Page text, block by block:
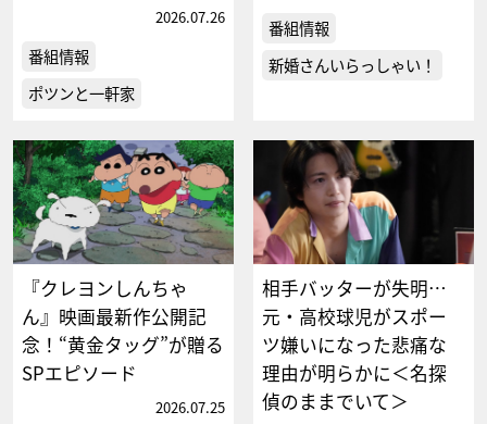
2026.07.26
番組情報
ポツンと一軒家
番組情報
新婚さんいらっしゃい！
『クレヨンしんちゃ
ん』映画最新作公開記
念！“黄金タッグ”が贈る
SPエピソード
2026.07.25
相手バッターが失明…
元・高校球児がスポー
ツ嫌いになった悲痛な
理由が明らかに＜名探
偵のままでいて＞